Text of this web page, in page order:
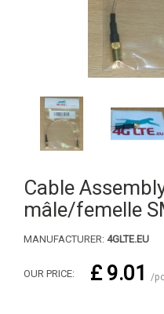
Cable
mâle/femelle
MANUFACTURER: 4GLTE.EU
OUR PRICE: £ 9.01 /